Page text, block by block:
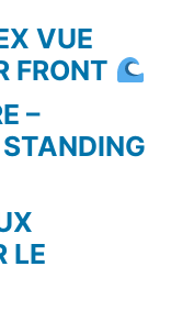
VUE
FRONT
–
LE